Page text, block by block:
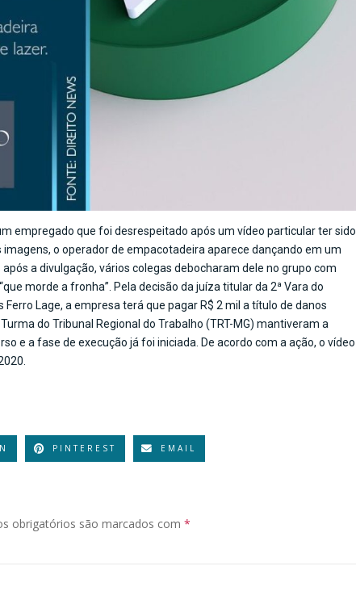
empregado que foi desrespeitado após um vídeo particular ter sido
o operador de empacotadeira aparece dançando em um
a divulgação, vários colegas debocharam dele no grupo com
morde a fronha”. Pela decisão da juíza titular da 2ª Vara do
Lage, a empresa terá que pagar R$ 2 mil a título de danos
do Tribunal Regional do Trabalho (TRT-MG) mantiveram a
e a fase de execução já foi iniciada. De acordo com a ação, o vídeo
PINTEREST EMAIL
obrigatórios são marcados com *